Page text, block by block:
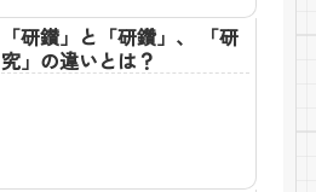
「研鑚」と「研鑽」、 「研
究」の違いとは？